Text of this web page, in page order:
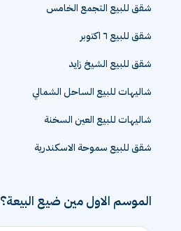
شقق للبيع التجمع الخامس
شقق للبيع ٦ اكتوبر
شقق للبيع الشيخ زايد
شاليهات للبيع الساحل الشمالي
شاليهات للبيع العين السخنة
شقق للبيع سموحة الاسكندرية
الموسم الاول مين ضيع البيعة؟